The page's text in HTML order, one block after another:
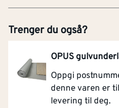
Trenger du også?
OPUS
Oppgi
denne varen er
levering til deg.